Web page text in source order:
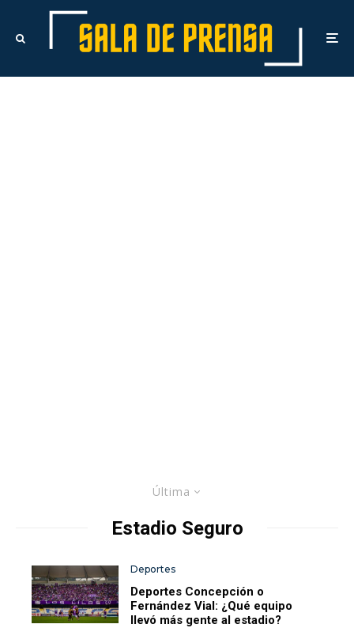
Última
Estadio Seguro
Deportes
Deportes Concepción o
Fernández Vial: ¿Qué equipo
llevó más gente al estadio?